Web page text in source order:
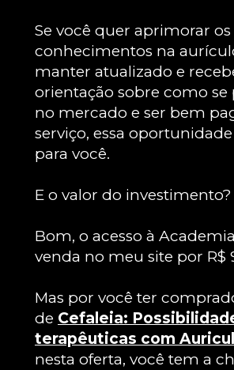
Se você quer aprimorar os
conhecimentos na
manter atualizado e
orientação sobre como se
no mercado e ser bem
serviço, essa
para você.
E o valor do investimento?
Bom, o acesso à
venda no meu site por R$
Mas por você ter
de Cefaleia:
terapêuticas com
nesta oferta, você tem a